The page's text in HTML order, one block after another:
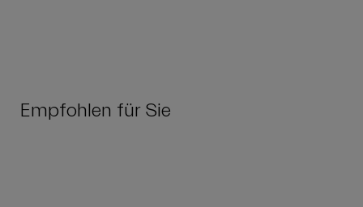
Empfohlen für Sie